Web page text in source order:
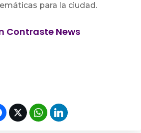
para la ciudad.
Contraste News